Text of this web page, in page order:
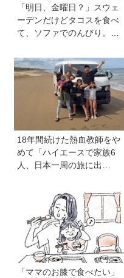
「明日、金曜日？」スウェ
ーデンだけどタコスを食べ
て、ソファでのんびり。小
【北欧パパと日本で子育てv
ol.23】
18年間続けた熱血教師をや
めて「ハイエースで家族6
人、日本一周の旅に出
きっかけに、新たな一歩を
踏み出した教師夫妻の決断
「ママのお膝で食べたい」